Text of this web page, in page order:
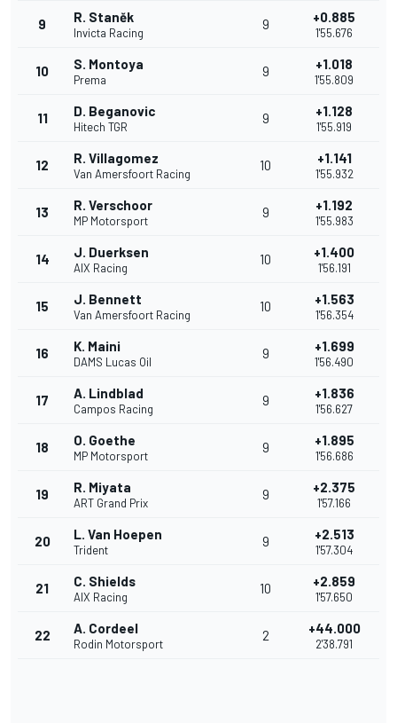
9 R. Staněk
Invicta Racing
9 +0.885
1'55.676
10 S. Montoya
Prema
9 +1.018
1'55.809
11 D. Beganovic
Hitech TGR
9 +1.128
1'55.919
12 R. Villagomez
Van Amersfoort Racing
10 +1.141
1'55.932
13 R. Verschoor
MP Motorsport
9 +1.192
1'55.983
14 J. Duerksen
AIX Racing
10 +1.400
1'56.191
15 J. Bennett
Van Amersfoort Racing
10 +1.563
1'56.354
16 K. Maini
DAMS Lucas Oil
9 +1.699
1'56.490
17 A. Lindblad
Campos Racing
9 +1.836
1'56.627
18 O. Goethe
MP Motorsport
9 +1.895
1'56.686
19 R. Miyata
ART Grand Prix
9 +2.375
1'57.166
20 L. Van Hoepen
Trident
9 +2.513
1'57.304
21 C. Shields
AIX Racing
10 +2.859
1'57.650
22 A. Cordeel
Rodin Motorsport
2 +44.000
2'38.791